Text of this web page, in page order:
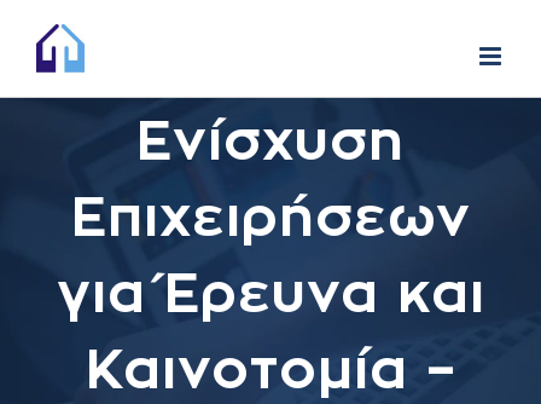
content
Ενίσχυση
Επιχειρήσεων
για Έρευνα και
Καινοτομία –